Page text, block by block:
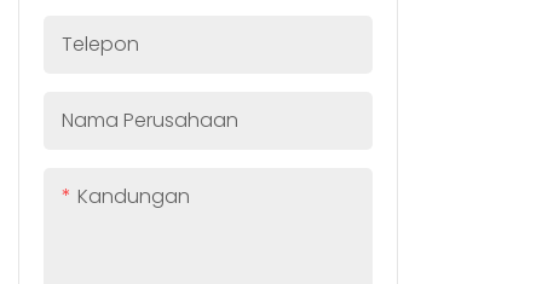
Telepon
Nama Perusahaan
Kandungan